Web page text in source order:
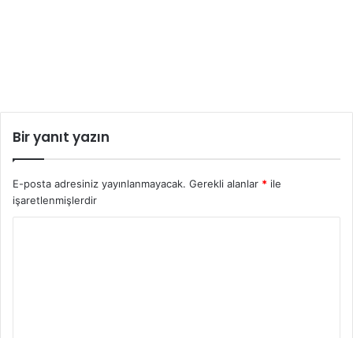
Bir yanıt yazın
E-posta adresiniz yayınlanmayacak. Gerekli alanlar * ile
işaretlenmişlerdir